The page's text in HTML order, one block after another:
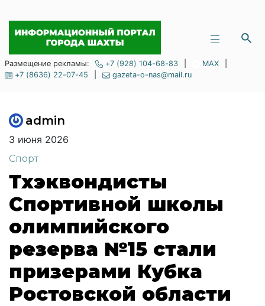
Размещение рекламы: +7 (928) 104-68-83 MAX
+7 (8636) 22-07-45
gazeta-o-nas@mail.ru
admin
3 июня 2026
Спорт
Тхэквондисты
Спортивной школы
олимпийского
резерва №15 стали
призерами Кубка
Ростовской области